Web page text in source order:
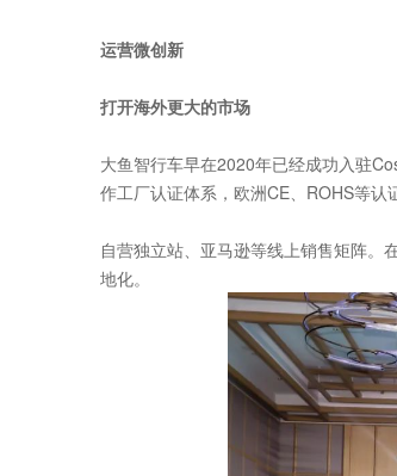
运营微创新
打开海外更大的市场
大鱼智行车早在2020年已经成功入驻
作工厂认证体系，欧洲CE、ROHS等认
自营独立站、亚马逊等线上销售矩阵。
地化。